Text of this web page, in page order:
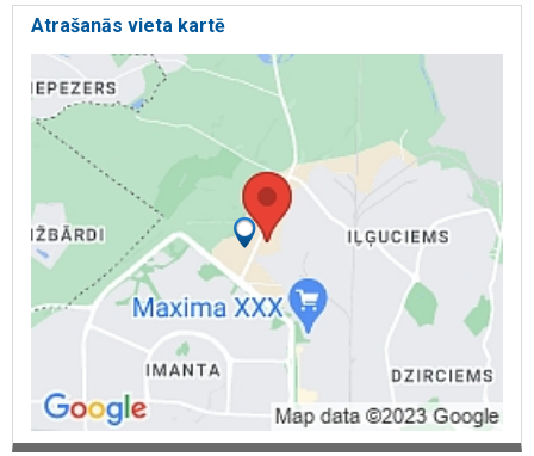
Atrašanās vieta kartē